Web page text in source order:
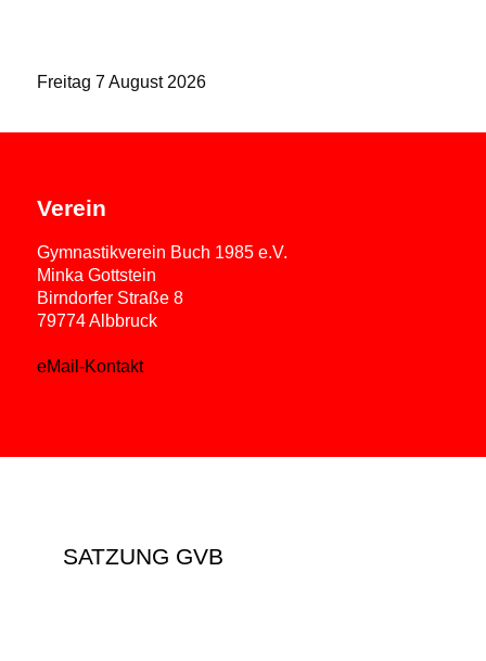
Freitag 7 August 2026
Verein
Gymnastikverein Buch 1985 e.V.
Minka Gottstein
Birndorfer Straße 8
79774 Albbruck
eMail-Kontakt
SATZUNG GVB